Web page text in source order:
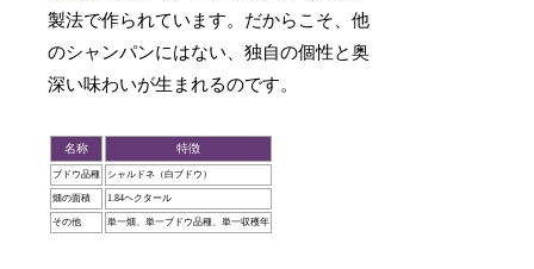
製法で作られています。だからこそ、他
のシャンパンにはない、独自の個性と奥
深い味わいが生まれるのです。
名称 特徴
ブドウ品種 シャルドネ（白ブドウ）
畑の面積 1.84ヘクタール
その他 単一畑、単一ブドウ品種、単一収穫年